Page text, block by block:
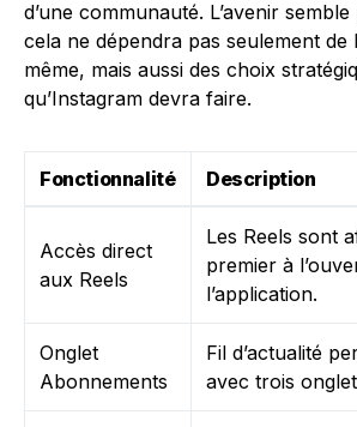
d’une communauté. L’avenir
cela ne dépendra pas seulement de
même, mais aussi des choix
qu’Instagram devra faire.
Fonctionnalité Description
Accès direct
aux Reels
Les Reels sont
premier à
l’application.
Onglet
Abonnements
Fil d’actualité
avec trois